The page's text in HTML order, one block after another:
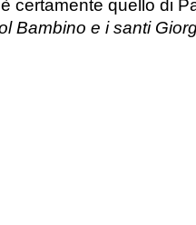
certamente quello di
Bambino e i santi